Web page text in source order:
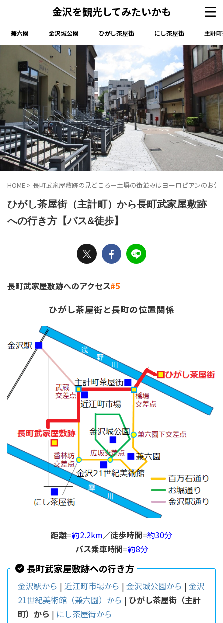
金沢を観光してみたいかも
兼六園 金沢城公園 ひがし茶屋街 にし茶屋街 主計
HOME > 長町武家屋敷跡の見どころ－土塀の街並みはヨーロピアンのお気
ひがし茶屋街（主計町）から長町武家屋敷跡
への行き方【バス&徒歩】
長町武家屋敷跡へのアクセス#5
ひがし茶屋街と長町の位置関係
距離=約2.2km／徒歩時間=約30分
バス乗車時間=約8分
長町武家屋敷跡への行き方
金沢駅から | 近江町市場から | 金沢城公園から | 金沢
21世紀美術館（兼六園）から | ひがし茶屋街（主計
町）から | にし茶屋街から